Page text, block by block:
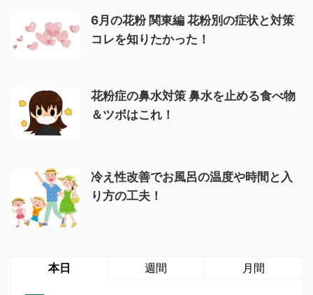
6月の花粉 関東編 花粉別の症状と対策
コレを知りたかった！
花粉症の鼻水対策 鼻水を止める食べ物
＆ツボはこれ！
冷え性改善でお風呂の温度や時間と入
り方の工夫！
本日 週間 月間